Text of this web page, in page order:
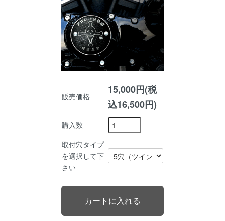
販売価格
15,000円(税
込16,500円)
購入数
取付穴タイプ
を選択して下
さい